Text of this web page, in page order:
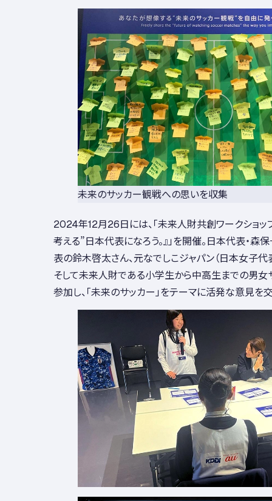
未来のサッカー観戦への思いを収集
2024年12月26日には、「未来人財共創ワークショッ
考える”日本代表になろう。』」を開催。日本代表・
表の鈴木啓太さん、元なでしこジャパン（日本女子代
そして未来人財である小学生から中高生までの男女
参加し、「未来のサッカー」をテーマに活発な意見を